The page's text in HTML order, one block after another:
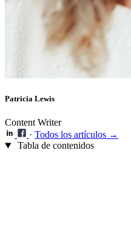
Patricia Lewis
Content Writer
· Todos los artículos →
Tabla de contenidos